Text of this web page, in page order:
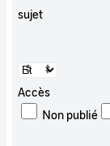
sujet
Accès
Non publié